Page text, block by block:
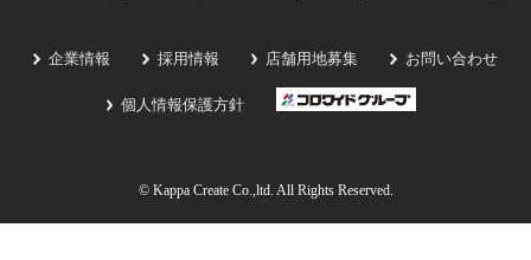
企業情報 採用情報 店舗用地募集 お問い合わせ
個人情報保護方針
© Kappa Create Co.,ltd. All Rights Reserved.